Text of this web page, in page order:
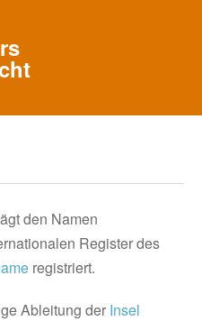
den Namen
Register des
registriert.
Ableitung der Insel